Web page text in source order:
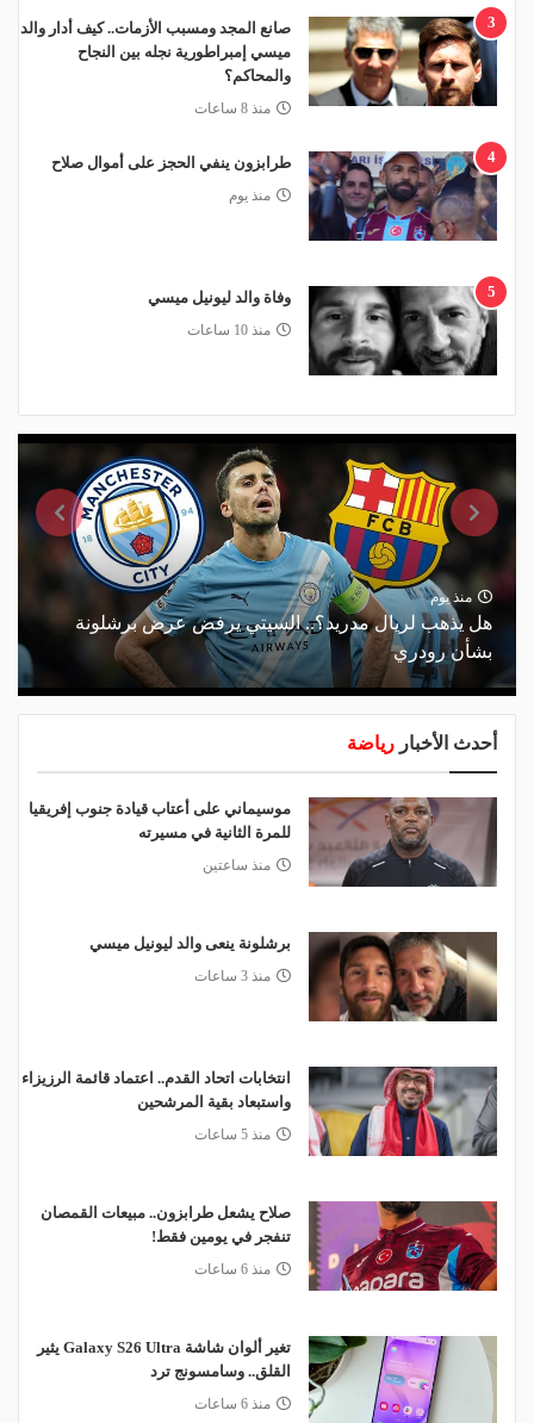
3
صانع المجد ومسبب الأزمات.. كيف أدار والد
ميسي إمبراطورية نجله بين النجاح
والمحاكم؟
منذ 8 ساعات
4 طرابزون ينفي الحجز على أموال صلاح
منذ يوم
5 وفاة والد ليونيل ميسي
منذ 10 ساعات
منذ يوم
هل يذهب لريال مدريد؟.. السيتي يرفض عرض برشلونة
بشأن رودري
أحدث الأخبار رياضة
موسيماني على أعتاب قيادة جنوب إفريقيا
للمرة الثانية في مسيرته
منذ ساعتين
برشلونة ينعى والد ليونيل ميسي
منذ 3 ساعات
انتخابات اتحاد القدم.. اعتماد قائمة الرزيزاء
واستبعاد بقية المرشحين
منذ 5 ساعات
صلاح يشعل طرابزون.. مبيعات القمصان
تنفجر في يومين فقط!
منذ 6 ساعات
تغير ألوان شاشة Galaxy S26 Ultra يثير
القلق.. وسامسونج ترد
منذ 6 ساعات